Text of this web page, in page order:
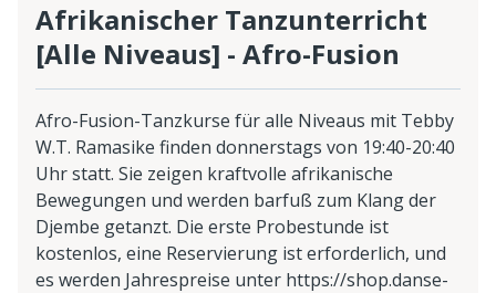
Afrikanischer Tanzunterricht
[Alle Niveaus] - Afro-Fusion
Afro-Fusion-Tanzkurse für alle Niveaus mit Tebby
W.T. Ramasike finden donnerstags von 19:40-20:40
Uhr statt. Sie zeigen kraftvolle afrikanische
Bewegungen und werden barfuß zum Klang der
Djembe getanzt. Die erste Probestunde ist
kostenlos, eine Reservierung ist erforderlich, und
es werden Jahrespreise unter https://shop.danse-